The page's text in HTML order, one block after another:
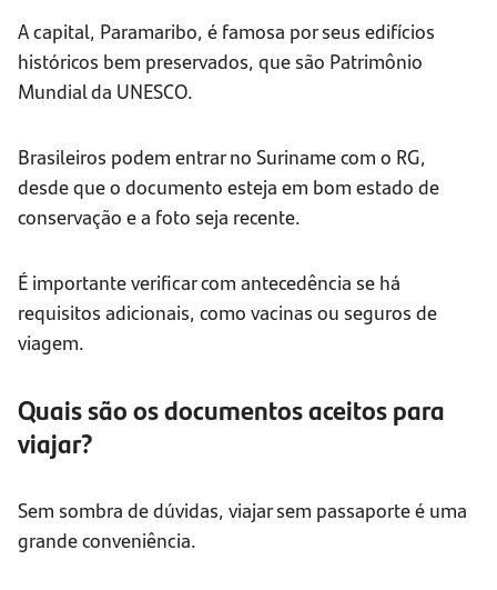
A capital, Paramaribo, é famosa por seus edifícios
históricos bem preservados, que são Patrimônio
Mundial da UNESCO.
Brasileiros podem entrar no Suriname com o RG,
desde que o documento esteja em bom estado de
conservação e a foto seja recente.
É importante verificar com antecedência se há
requisitos adicionais, como vacinas ou seguros de
viagem.
Quais são os documentos aceitos para
viajar?
Sem sombra de dúvidas, viajar sem passaporte é uma
grande conveniência.